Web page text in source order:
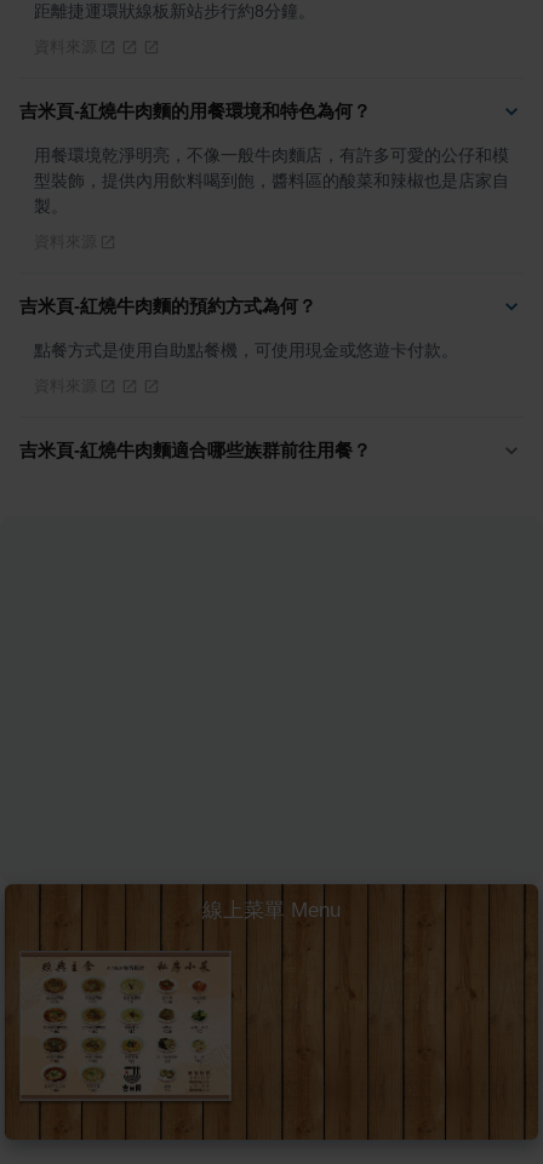
距離捷運環狀線板新站步行約8分鐘。
吉米頁-紅燒牛肉麵的用餐環境和特色為何？
用餐環境乾淨明亮，不像一般牛肉麵店，有許多可愛的公仔和模
型裝飾，提供內用飲料喝到飽，醬料區的酸菜和辣椒也是店家自
製。
吉米頁-紅燒牛肉麵的預約方式為何？
點餐方式是使用自助點餐機，可使用現金或悠遊卡付款。
吉米頁-紅燒牛肉麵適合哪些族群前往用餐？
線上菜單 Menu